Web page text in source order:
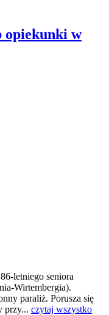
opiekunki w
letniego seniora
Wirtembergia).
paraliż. Porusza się
przy... czytaj wszystko